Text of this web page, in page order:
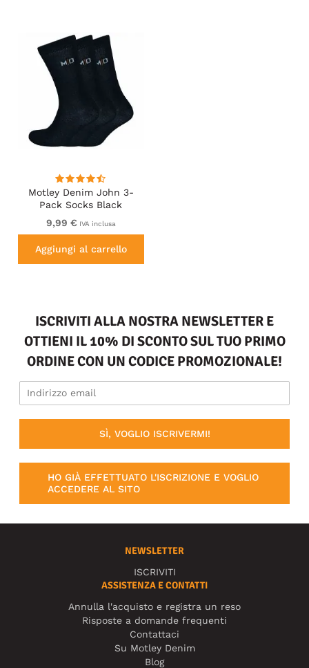
Motley Denim John 3-
Pack Socks Black
9,99 € IVA inclusa
Aggiungi al carrello
ISCRIVITI ALLA NOSTRA NEWSLETTER E
OTTIENI IL 10% DI SCONTO SUL TUO PRIMO
ORDINE CON UN CODICE PROMOZIONALE!
SÌ, VOGLIO ISCRIVERMI!
HO GIÀ EFFETTUATO L'ISCRIZIONE E VOGLIO
ACCEDERE AL SITO
NEWSLETTER
ISCRIVITI
ASSISTENZA E CONTATTI
Annulla l'acquisto e registra un reso
Risposte a domande frequenti
Contattaci
Su Motley Denim
Blog